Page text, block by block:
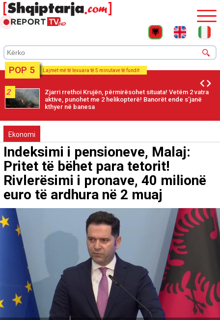
POP 5 Lajmet më të lexuara të 5 minutave të fundit
2
Zjarri rrethoi Krujën, përmirësohet situata! Vetëm 2 vatra
aktive, punohet me 2 helikopterë! Banorët ende s’janë
kthyer në banesa
Ekonomi
Indeksimi i pensioneve, Malaj:
Pritet të bëhet para tetorit!
Rivlerësimi i pronave, 40 milionë
euro të ardhura në 2 muaj